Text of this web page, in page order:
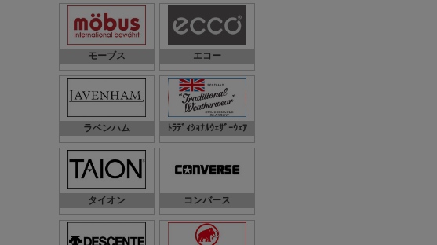
モーブス エコー
ラベンハム ﾄﾗﾃﾞｨｼｮﾅﾙｳｪｻﾞｰｳｪｱ
タイオン コンバース